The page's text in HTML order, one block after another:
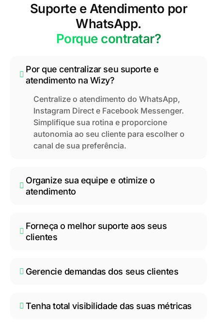
Suporte e Atendimento por
WhatsApp.
Porque contratar?
Por que centralizar seu suporte e
atendimento na Wizy?
Centralize o atendimento do WhatsApp,
Instagram Direct e Facebook Messenger.
Simplifique sua rotina e proporcione
autonomia ao seu cliente para escolher o
canal de sua preferência.
Organize sua equipe e otimize o
atendimento
Forneça o melhor suporte aos seus
clientes
Gerencie demandas dos seus clientes
Tenha total visibilidade das suas métricas